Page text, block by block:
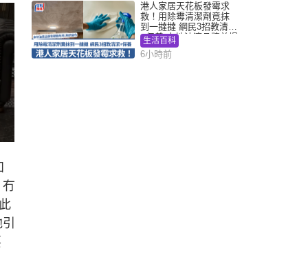
港人家居天花板發霉求
救！用除霉清潔劑竟抹
到一撻撻 網民3招教清潔
+保養 本地油漆品牌曾提
醒勿用1物防變色
生活百科
6小時前